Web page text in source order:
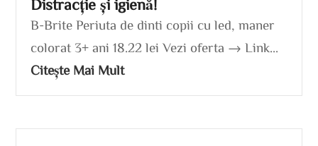
Distracție și igienă!
B-Brite Periuta de dinti copii cu led, maner
colorat 3+ ani 18.22 lei Vezi oferta → Link...
Citește Mai Mult